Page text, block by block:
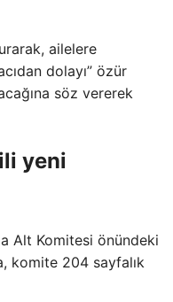
ailelere
dolayı” özür
söz vererek
yeni
Alt Komitesi önündeki
komite 204 sayfalık